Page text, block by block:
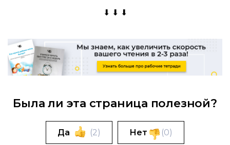
⬇ ⬇ ⬇
Была ли эта страница полезной?
Да (2) Нет (0)